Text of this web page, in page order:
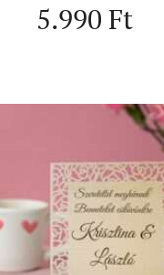
5.990 Ft